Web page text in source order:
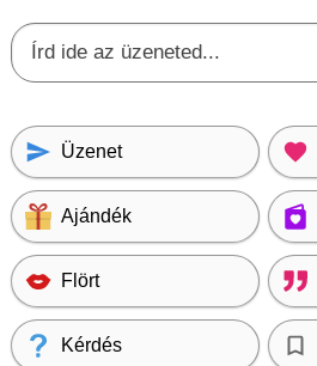
Üzenet
Ajándék
Flört
Kérdés